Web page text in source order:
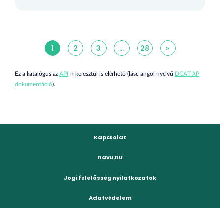
1 2 3 ... 28 »
Ez a katalógus az API-n keresztül is elérhető (lásd angol nyelvű DCAT-AP
dokumentáció).
Kapcsolat
navu.hu
Jogi felelősség nyilatkozatok
Adatvédelem